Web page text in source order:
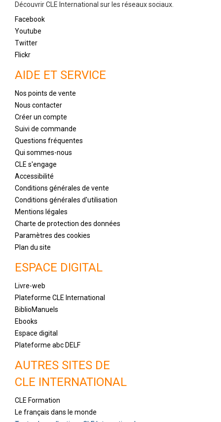
Découvrir CLE International sur les réseaux sociaux.
Facebook
Youtube
Twitter
Flickr
AIDE ET SERVICE
Nos points de vente
Nous contacter
Créer un compte
Suivi de commande
Questions fréquentes
Qui sommes-nous
CLE s'engage
Accessibilité
Conditions générales de vente
Conditions générales d'utilisation
Mentions légales
Charte de protection des données
Paramètres des cookies
Plan du site
ESPACE DIGITAL
Livre-web
Plateforme CLE International
BiblioManuels
Ebooks
Espace digital
Plateforme abc DELF
AUTRES SITES DE
CLE INTERNATIONAL
CLE Formation
Le français dans le monde